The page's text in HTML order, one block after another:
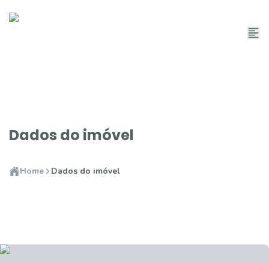
Dados do imóvel
Home Dados do imóvel